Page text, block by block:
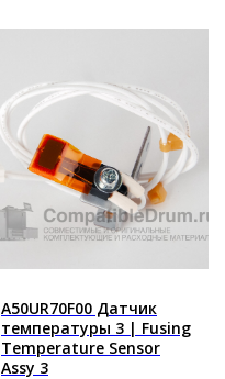
A50UR70F00 Датчик
температуры 3 | Fusing
Temperature Sensor
Assy 3